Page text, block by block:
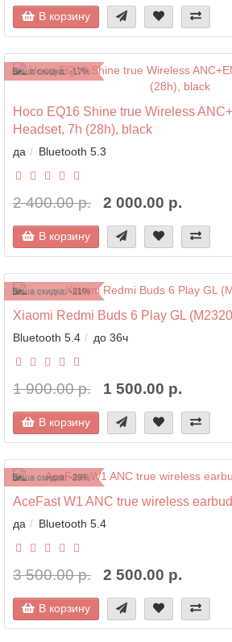
В корзину
Ваша скидка: -17%
Hoco EQ16 Shine true Wireless
Headset, 7h (28h), black
да Bluetooth 5.3
2 400.00 р. 2 000.00 р.
В корзину
Ваша скидка: -21%
Xiaomi Redmi Buds 6 Play GL
Bluetooth 5.4 до 36ч
1 900.00 р. 1 500.00 р.
В корзину
Ваша скидка: -29%
AceFast W1 ANC true wireless
да Bluetooth 5.4
3 500.00 р. 2 500.00 р.
В корзину